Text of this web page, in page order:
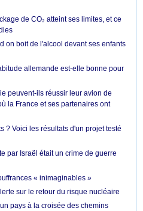
de CO₂ atteint ses limites, et ce
on boit de l'alcool devant ses enfants
allemande est-elle bonne pour
peuvent-ils réussir leur avion de
la France et ses partenaires ont
? Voici les résultats d'un projet testé
par Israël était un crime de guerre
« inimaginables »
sur le retour du risque nucléaire
pays à la croisée des chemins